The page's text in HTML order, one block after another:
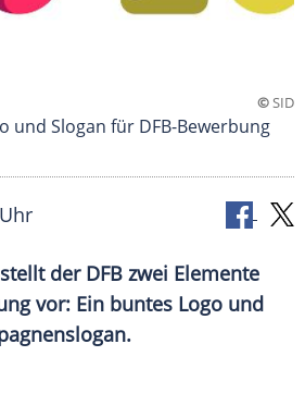
©SID
und Slogan für DFB-Bewerbung
der DFB zwei Elemente
vor: Ein buntes Logo und